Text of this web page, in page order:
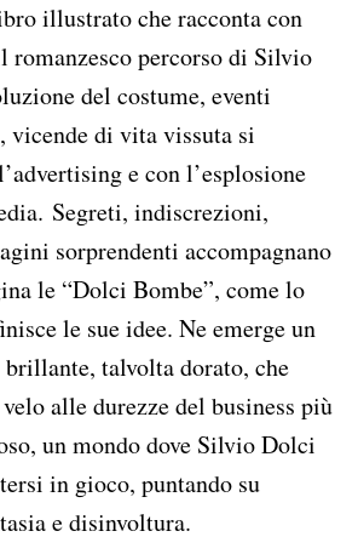
illustrato che racconta con
romanzesco percorso di Silvio
del costume, eventi
di vita vissuta si
e con l’esplosione
Segreti, indiscrezioni,
sorprendenti accompagnano
le “Dolci Bombe”, come lo
le sue idee. Ne emerge un
talvolta dorato, che
alle durezze del business più
un mondo dove Silvio Dolci
in gioco, puntando su
e disinvoltura.